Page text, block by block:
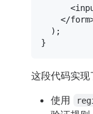
<
</form
  );
这段代码实现
使用